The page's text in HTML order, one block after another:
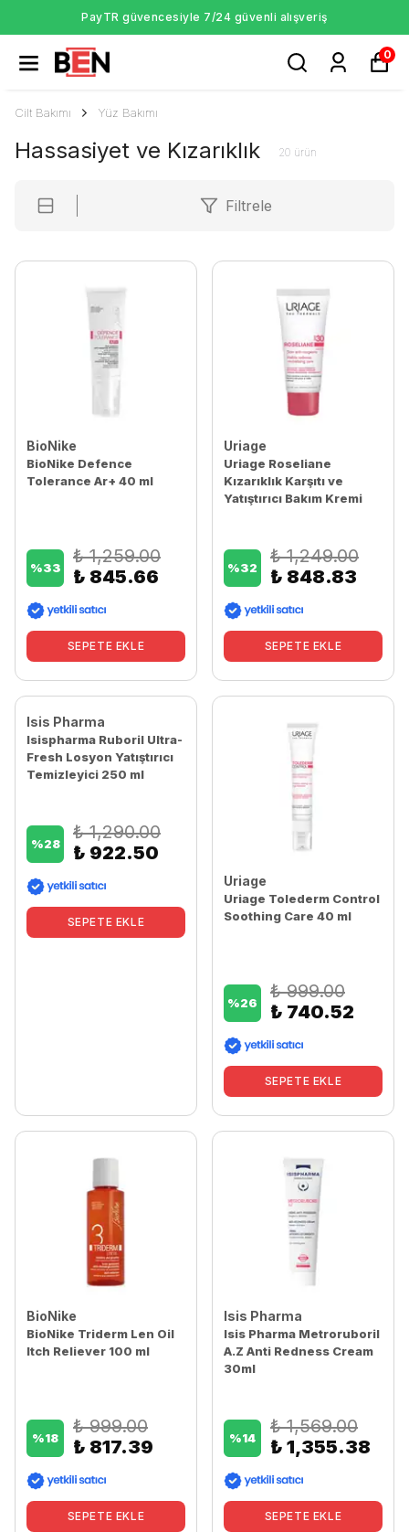
PayTR güvencesiyle 7/24 güvenli alışveriş
0
Cilt Bakımı Yüz Bakımı
Hassasiyet ve Kızarıklık 20 ürün
Filtrele
BioNike
BioNike Defence
Tolerance Ar+ 40 ml
%33
₺ 1,259.00
₺ 845.66
SEPETE EKLE
Uriage
Uriage Roseliane
Kızarıklık Karşıtı ve
Yatıştırıcı Bakım Kremi
%32
₺ 1,249.00
₺ 848.83
SEPETE EKLE
Isis Pharma
Isispharma Ruboril Ultra-
Fresh Losyon Yatıştırıcı
Temizleyici 250 ml
%28
₺ 1,290.00
₺ 922.50
SEPETE EKLE
Uriage
Uriage Tolederm Control
Soothing Care 40 ml
%26
₺ 999.00
₺ 740.52
SEPETE EKLE
BioNike
BioNike Triderm Len Oil
Itch Reliever 100 ml
%18
₺ 999.00
₺ 817.39
SEPETE EKLE
Isis Pharma
Isis Pharma Metroruboril
A.Z Anti Redness Cream
30ml
%14
₺ 1,569.00
₺ 1,355.38
SEPETE EKLE